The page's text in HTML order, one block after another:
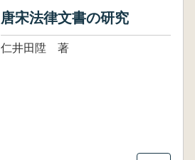
唐宋法律文書の研究
仁井田陞 著